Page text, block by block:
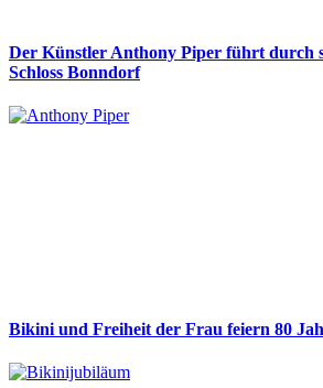
Der Künstler Anthony Piper führt durch
Schloss Bonndorf
Bikini und Freiheit der Frau feiern 80